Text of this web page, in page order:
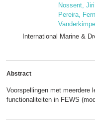
Nossent, Jiri
Pereira,
International Marine &
Abstract
Voorspellingen met meerdere
functionaliteiten in FEWS